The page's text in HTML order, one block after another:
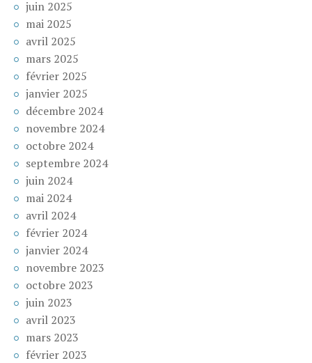
juin 2025
mai 2025
avril 2025
mars 2025
février 2025
janvier 2025
décembre 2024
novembre 2024
octobre 2024
septembre 2024
juin 2024
mai 2024
avril 2024
février 2024
janvier 2024
novembre 2023
octobre 2023
juin 2023
avril 2023
mars 2023
février 2023